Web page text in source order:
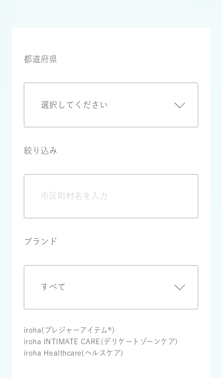
都道府県
絞り込み
ブランド
iroha(プレジャーアイテム®)
iroha INTIMATE CARE(デリケートゾーンケア)
iroha Healthcare(ヘルスケア)